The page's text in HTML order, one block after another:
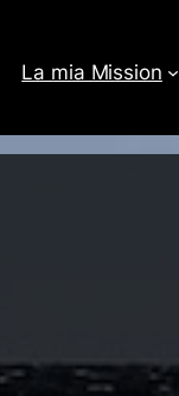
La mia Mission